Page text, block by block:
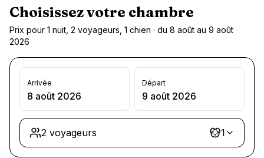
Choisissez votre chambre
Prix pour 1 nuit, 2 voyageurs, 1 chien · du 8 août au 9 août
2026
Arrivée
8 août 2026
Départ
9 août 2026
2 voyageurs 1